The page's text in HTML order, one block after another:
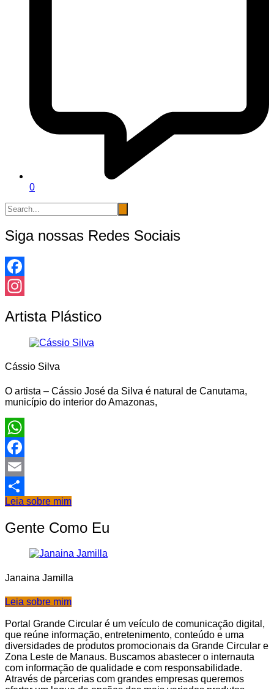
0
Siga nossas Redes Sociais
Facebook
Artista Plástico
Cássio Silva
O artista – Cássio José da Silva é natural de Canutama,
município do interior do Amazonas,
WhatsApp
Facebook
Email
Share
Leia sobre mim
Gente Como Eu
Janaina Jamilla
Leia sobre mim
Portal Grande Circular é um veículo de comunicação digital,
que reúne informação, entretenimento, conteúdo e uma
diversidades de produtos promocionais da Grande Circular e
Zona Leste de Manaus. Buscamos abastecer o internauta
com informação de qualidade e com responsabilidade.
Através de parcerias com grandes empresas queremos